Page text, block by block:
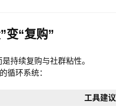
变“复购”
持续复购与社群粘性。
循环系统：
工具建议